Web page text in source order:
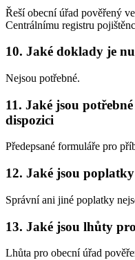
Řeší obecní úřad pověřený
Centrálnímu registru
10. Jaké doklady je
Nejsou potřebné.
11. Jaké jsou
dispozici
Předepsané formuláře pro
12. Jaké jsou
Správní ani jiné poplatky
13. Jaké jsou lhůty
Lhůta pro obecní úřad